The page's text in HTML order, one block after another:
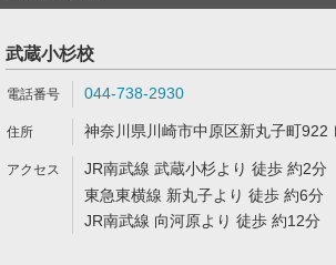
武蔵小杉校
044-738-2930
神奈川県川崎市中原区新丸子町922
JR南武線 武蔵小杉より 徒歩 約2分
東急東横線 新丸子より 徒歩 約6分
JR南武線 向河原より 徒歩 約12分